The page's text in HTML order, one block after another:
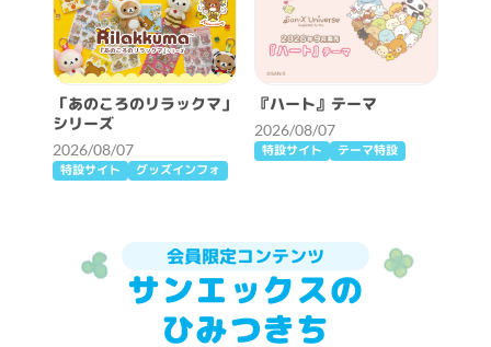
「あのころのリラックマ」
シリーズ
2026/08/07
特設サイト グッズインフォ
『ハート』テーマ
2026/08/07
特設サイト テーマ特設
会員限定コンテンツ
サンエックスの
ひみつきち